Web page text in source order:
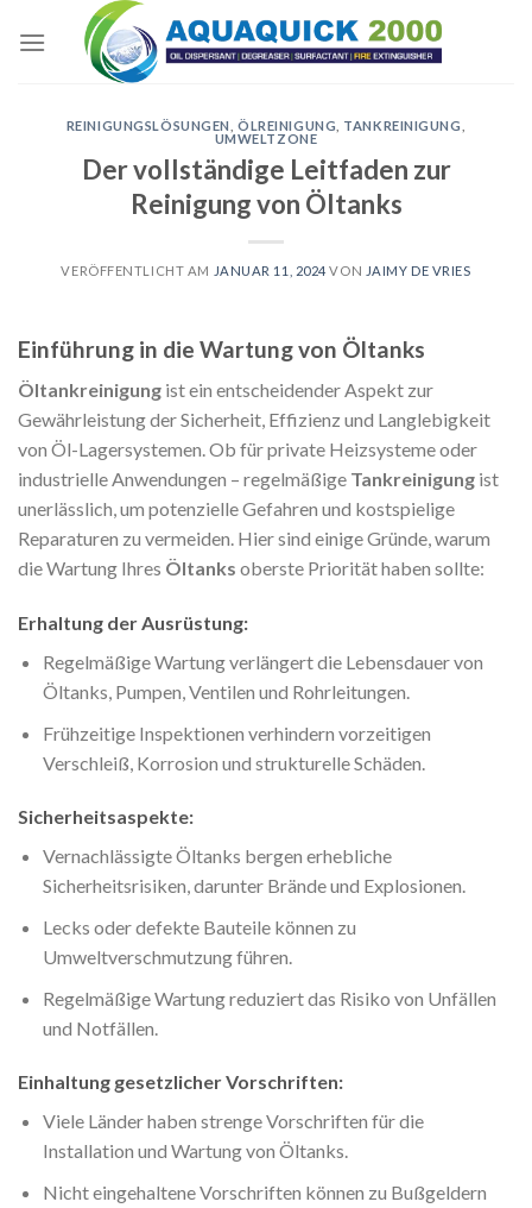
REINIGUNGSLÖSUNGEN ,ÖLREINIGUNG TANKREINIGUNG
UMWELTZONE
Der vollständige Leitfaden zur
Reinigung von Öltanks
VERÖFFENTLICHT AM JANUAR 11, 2024 VON JAIMY DE VRIES
Einführung in die Wartung von Öltanks
Öltankreinigung ist ein entscheidender Aspekt zur
Gewährleistung der Sicherheit, Effizienz und Langlebigkeit
von Öl-Lagersystemen. Ob für private Heizsysteme oder
industrielle Anwendungen – regelmäßige Tankreinigung ist
unerlässlich, um potenzielle Gefahren und kostspielige
Reparaturen zu vermeiden. Hier sind einige Gründe, warum
die Wartung Ihres Öltanks oberste Priorität haben sollte:
Erhaltung der Ausrüstung:
Regelmäßige Wartung verlängert die Lebensdauer von
Öltanks, Pumpen, Ventilen und Rohrleitungen.
Frühzeitige Inspektionen verhindern vorzeitigen
Verschleiß, Korrosion und strukturelle Schäden.
Sicherheitsaspekte:
Vernachlässigte Öltanks bergen erhebliche
Sicherheitsrisiken, darunter Brände und Explosionen.
Lecks oder defekte Bauteile können zu
Umweltverschmutzung führen.
Regelmäßige Wartung reduziert das Risiko von Unfällen
und Notfällen.
Einhaltung gesetzlicher Vorschriften:
Viele Länder haben strenge Vorschriften für die
Installation und Wartung von Öltanks.
Nicht eingehaltene Vorschriften können zu Bußgeldern